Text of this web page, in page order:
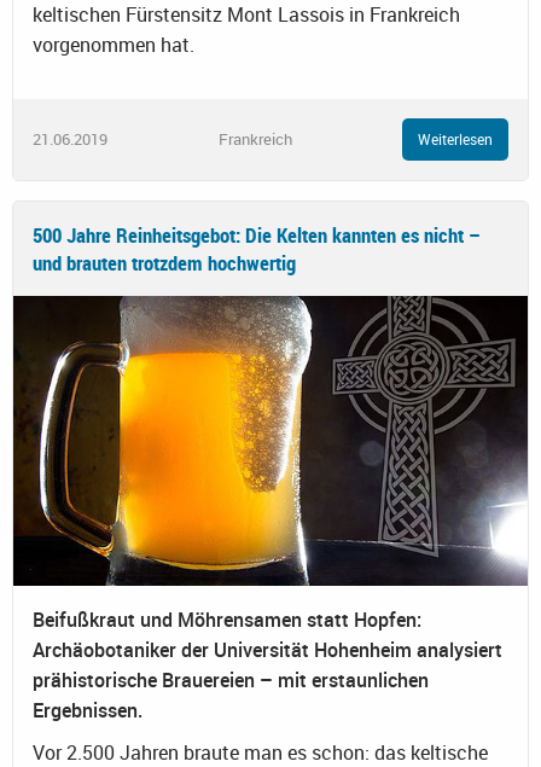
keltischen Fürstensitz Mont Lassois in Frankreich
vorgenommen hat.
21.06.2019 Frankreich Weiterlesen
500 Jahre Reinheitsgebot: Die Kelten kannten es nicht –
und brauten trotzdem hochwertig
Beifußkraut und Möhrensamen statt Hopfen:
Archäobotaniker der Universität Hohenheim analysiert
prähistorische Brauereien – mit erstaunlichen
Ergebnissen.
Vor 2.500 Jahren braute man es schon: das keltische